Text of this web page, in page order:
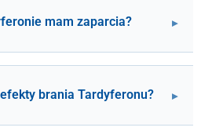
mam zaparcia?
brania Tardyferonu?